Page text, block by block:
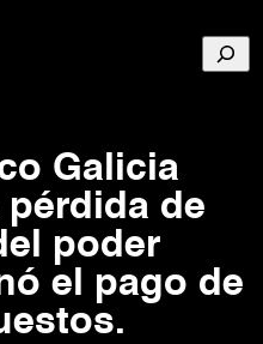
Galicia
de
poder
el pago de